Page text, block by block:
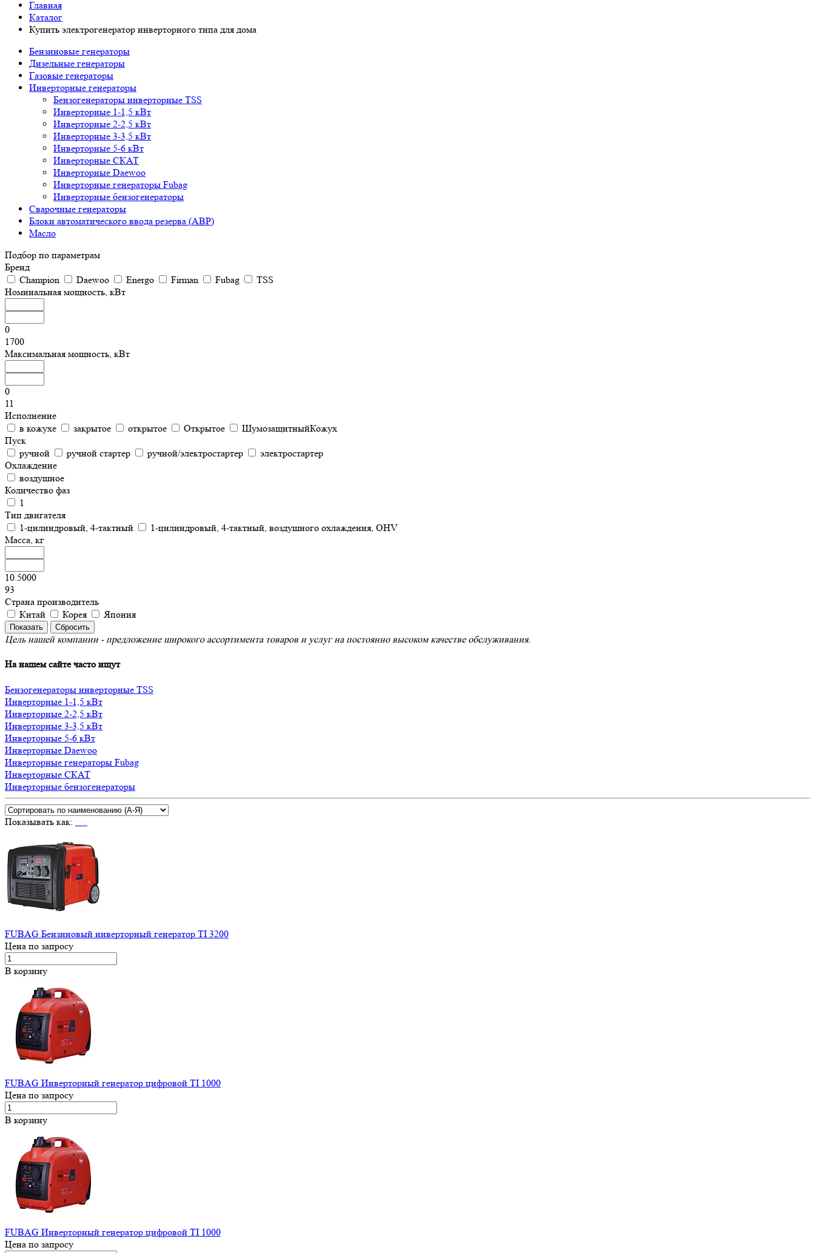
Главная
Каталог
Купить электрогенератор инверторного типа для дома
Бензиновые генераторы
Дизельные генераторы
Газовые генераторы
Инверторные генераторы
Бензогенераторы инверторные TSS
Инверторные 1-1,5 кВт
Инверторные 2-2,5 кВт
Инверторные 3-3,5 кВт
Инверторные 5-6 кВт
Инверторные СКАТ
Инверторные Daewoo
Инверторные генераторы Fubag
Инверторные бензогенераторы
Сварочные генераторы
Блоки автоматического ввода резерва (АВР)
Масло
Подбор по параметрам
Бренд
Champion
Daewoo Energo Firman Fubag
TSS
Номинальная мощность, кВт
0
1700
Максимальная мощность, кВт
0
11
Исполнение
в кожухе
закрытое открытое Открытое
ШумозащитныйКожух
Пуск
ручной
ручной стартер ручной/электростартер
электростартер
Охлаждение
воздушное
Количество фаз
1
Тип двигателя
1-цилиндровый, 4-тактный
1-цилиндровый, 4-тактный, воздушного охлаждения, OHV
Масса, кг
10.5000
93
Страна производитель
Китай
Корея Япония
Цель нашей компании - предложение широкого ассортимента товаров и услуг на постоянно высоком качестве обслуживания.
На нашем сайте часто ищут
Бензогенераторы инверторные TSS
Инверторные 1-1,5 кВт
Инверторные 2-2,5 кВт
Инверторные 3-3,5 кВт
Инверторные 5-6 кВт
Инверторные Daewoo
Инверторные генераторы Fubag
Инверторные СКАТ
Инверторные бензогенераторы
Показывать как:
FUBAG Бензиновый инверторный генератор TI 3200
Цена по запросу
В корзину
FUBAG Инверторный генератор цифровой TI 1000
Цена по запросу
В корзину
FUBAG Инверторный генератор цифровой TI 1000
Цена по запросу